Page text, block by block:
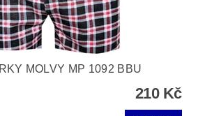
MOLVY MP 1092 BBU
210 Kč